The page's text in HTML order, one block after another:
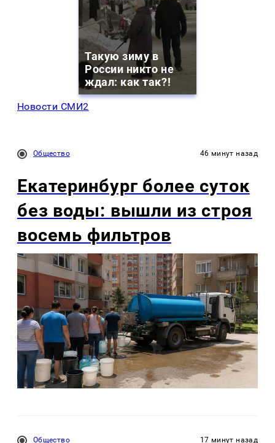
Такую зиму в
России никто не
ждал: как так?!
Новости СМИ2
Общество 46 минут назад
Екатеринбург более суток
без воды: вышли из строя
восемь фильтров
Общество 17 минут назад